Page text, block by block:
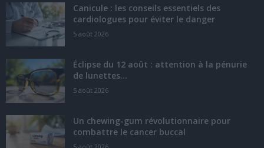
Canicule : les conseils essentiels des
cardiologues pour éviter le danger
5 août 2026
Éclipse du 12 août : attention à la pénurie
de lunettes...
5 août 2026
Un chewing-gum révolutionnaire pour
combattre le cancer buccal